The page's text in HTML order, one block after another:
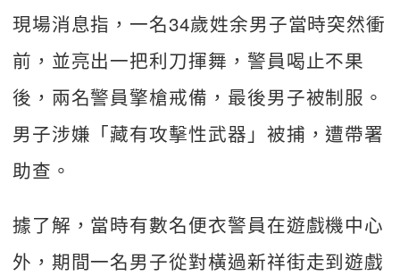
現場消息指，一名34歲姓余男子當時突然衝
前，並亮出一把利刀揮舞，警員喝止不果
後，兩名警員擎槍戒備，最後男子被制服。
男子涉嫌「藏有攻擊性武器」被捕，遭帶署
助查。
據了解，當時有數名便衣警員在遊戲機中心
外，期間一名男子從對橫過新祥街走到遊戲